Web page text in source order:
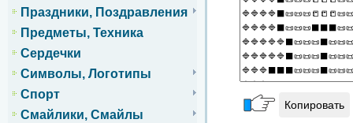
Праздники, Поздравления
Предметы, Техника
Сердечки
Символы, Логотипы
Спорт
Смайлики, Смайлы
Копировать